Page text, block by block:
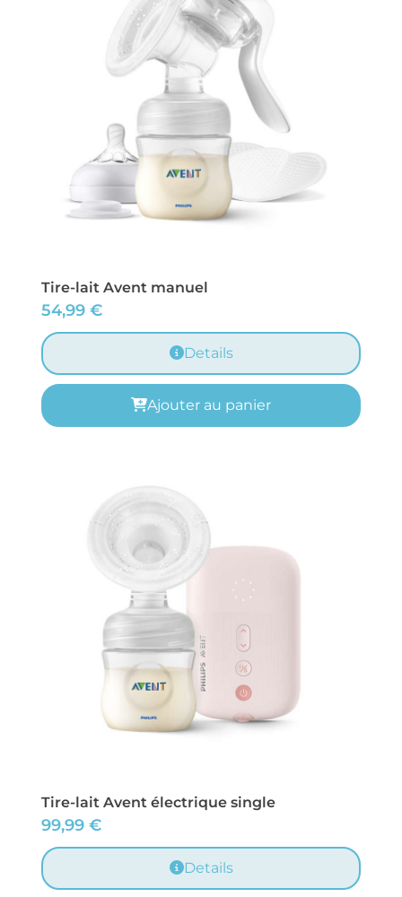
Tire-lait Avent manuel
54,99 €
Details
Ajouter au panier
Tire-lait Avent électrique single
99,99 €
Details